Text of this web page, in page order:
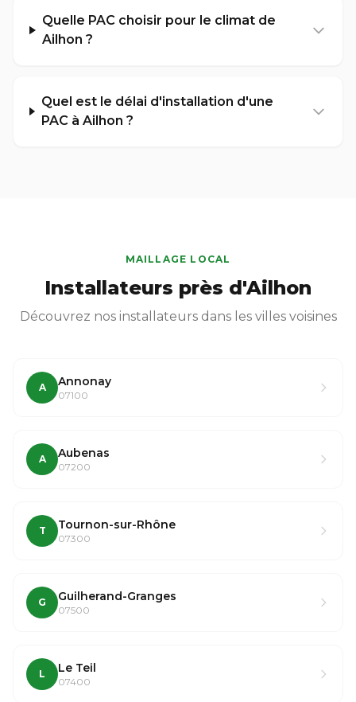
Quelle PAC choisir pour le climat de
Ailhon ?
Quel est le délai d'installation d'une
PAC à Ailhon ?
MAILLAGE LOCAL
Installateurs près d'Ailhon
Découvrez nos installateurs dans les villes voisines
A Annonay
07100
A Aubenas
07200
T Tournon-sur-Rhône
07300
G Guilherand-Granges
07500
L Le Teil
07400